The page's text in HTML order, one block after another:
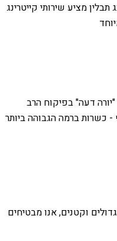
מציע שירותי קייטרינג
דעה" בפיקוח הרב
כשרות ברמה הגבוהה ביותר
וקטנים, אנו מבטיחים